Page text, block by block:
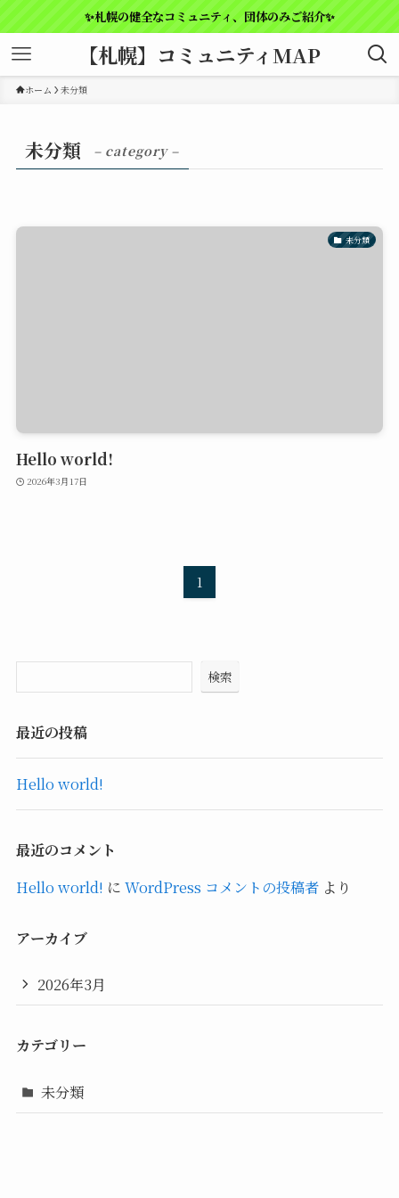
✨札幌の健全なコミュニティ、団体のみご紹介✨
【札幌】コミュニティMAP
ホーム 未分類
未分類 – category –
未分類
Hello world!
2026年3月17日
1
検索
最近の投稿
Hello world!
最近のコメント
Hello world! に WordPress コメントの投稿者より
アーカイブ
2026年3月
カテゴリー
未分類